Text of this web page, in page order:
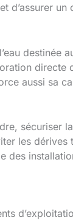
d’assurer un
destinée
directe
aussi sa
sécuriser
les dérives
des